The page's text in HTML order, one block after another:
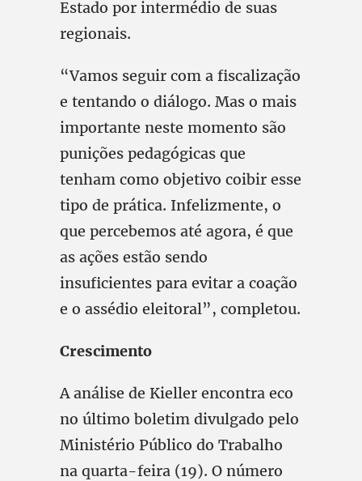
Estado por intermédio de suas
regionais.
“Vamos seguir com a fiscalização
e tentando o diálogo. Mas o mais
importante neste momento são
punições pedagógicas que
tenham como objetivo coibir esse
tipo de prática. Infelizmente, o
que percebemos até agora, é que
as ações estão sendo
insuficientes para evitar a coação
e o assédio eleitoral”, completou.
Crescimento
A análise de Kieller encontra eco
no último boletim divulgado pelo
Ministério Público do Trabalho
na quarta-feira (19). O número